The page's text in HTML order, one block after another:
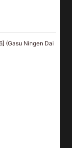
(Gasu Ningen Dai